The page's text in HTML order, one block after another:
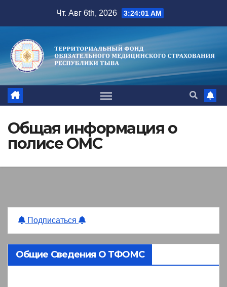
содержимому
Чт. Авг 6th, 2026 3:24:02 AM
Общая информация о
полисе ОМС
Подписаться
Общие Сведения О ТФОМС